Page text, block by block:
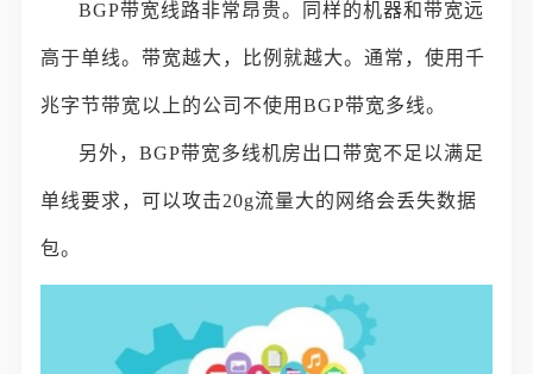
BGP带宽线路非常昂贵。同样的机器和带宽远
高于单线。带宽越大，比例就越大。通常，使用千
兆字节带宽以上的公司不使用BGP带宽多线。
另外，BGP带宽多线机房出口带宽不足以满足
单线要求，可以攻击20g流量大的网络会丢失数据
包。